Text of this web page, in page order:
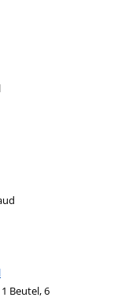
Beutel, 6